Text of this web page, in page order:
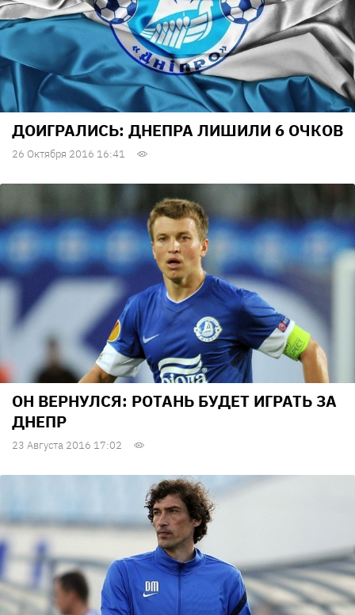
ДОИГРАЛИСЬ: ДНЕПРА ЛИШИЛИ 6 ОЧКОВ
26 Октября 2016 16:41
ОН ВЕРНУЛСЯ: РОТАНЬ БУДЕТ ИГРАТЬ ЗА
ДНЕПР
23 Августа 2016 17:02